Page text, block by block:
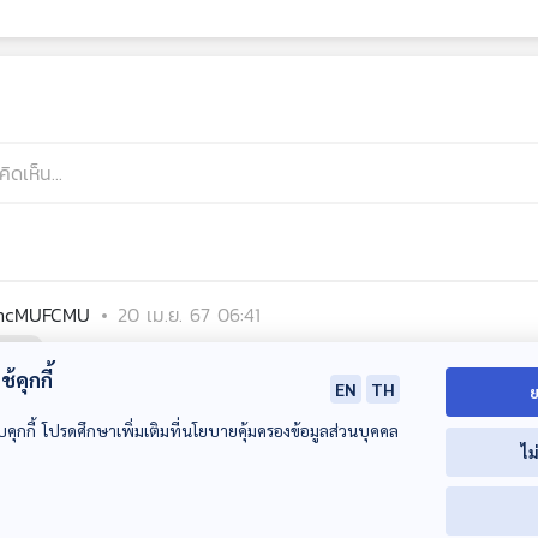
20 เม.ย. 67 06:41
ท์
คุกกี้ EN
TH
บคุกกี้ โปรดศึกษาเพิ่มเติมที่นโยบายคุ้มครองข้อมูลส่วนบุคคล
ไ